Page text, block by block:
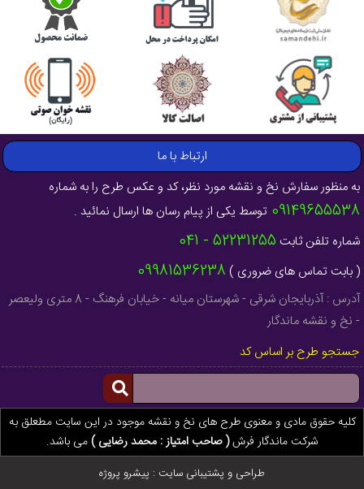
ارتباط با ما
به منظور سفارش نخ و نقشه مورد نظر، کد و عکس طرح را به شماره
09149655538 توسط یکی از پیام رسان ها ارسال نمائید .
شماره تلفن ثابت 52231255 - 041
( بابت تماس های ضروری ) 09981536238
آدرس : آذربایجان شرقی - شهرستان میانه - خیابان فرهنگ - 8 متری ولیعصر
- نخ و نقشه ماندگار
جستجو طرح بر اساس کد
کلیه حقوق مادی و معنوی طرح های نخ و نقشه موجود در این سایت مطعلق به
شرکت ماندگار فرش( صاحب امتیاز : محمد رضایی )می باشد.
طراحی و پشتیبانی سایت : پیشرو پروژه